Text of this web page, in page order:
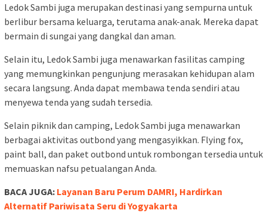
Ledok Sambi juga merupakan destinasi yang sempurna untuk
berlibur bersama keluarga, terutama anak-anak. Mereka dapat
bermain di sungai yang dangkal dan aman.
Selain itu, Ledok Sambi juga menawarkan fasilitas camping
yang memungkinkan pengunjung merasakan kehidupan alam
secara langsung. Anda dapat membawa tenda sendiri atau
menyewa tenda yang sudah tersedia.
Selain piknik dan camping, Ledok Sambi juga menawarkan
berbagai aktivitas outbond yang mengasyikkan. Flying fox,
paint ball, dan paket outbond untuk rombongan tersedia untuk
memuaskan nafsu petualangan Anda.
BACA JUGA: Layanan Baru Perum DAMRI, Hardirkan
Alternatif Pariwisata Seru di Yogyakarta